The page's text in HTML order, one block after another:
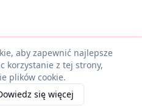
prawa zastrzeżone.
aby zapewnić najlepsze
korzystanie z tej strony,
plików cookie.
się więcej